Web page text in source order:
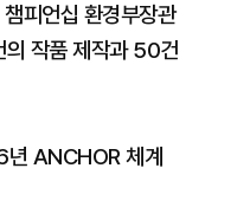
피언십 환경부장관
의 작품 제작과 50건
년 ANCHOR 체계